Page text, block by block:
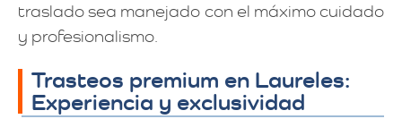
traslado sea manejado con el máximo cuidado
y profesionalismo.
Trasteos premium en Laureles:
Experiencia y exclusividad